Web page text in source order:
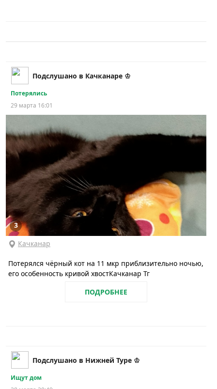
Подслушано в Качканаре ♔
Потерялись
29 марта 16:01
3
Качканар
Потерялся чёрный кот на 11 мкр приблизительно ночью,
его особенность кривой хвостКачканар Тг
ПОДРОБНЕЕ
Подслушано в Нижней Туре ♔
Ищут дом